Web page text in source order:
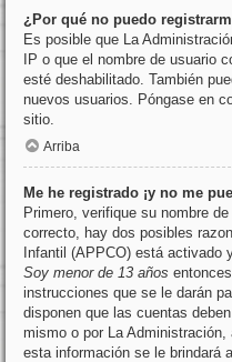
¿Por qué no puedo
Es posible que La
IP o que el nombre de usuario
esté deshabilitado. También
nuevos usuarios. Póngase en
sitio.
Arriba
Me he registrado ¡y no me
Primero, verifique su nombre
correcto, hay dos posibles
Infantil (APPCO) está activado
Soy menor de 13 años
instrucciones que se le darán
disponen que las cuentas
mismo o por La
esta información se le brindará